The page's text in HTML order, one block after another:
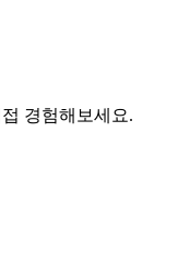
경험해보세요.